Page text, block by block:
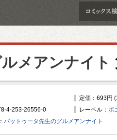
メアンナイト
定価：693円
4-253-26556-0
レーベル： ボ
バットゥータ先生のグルメアンナイト